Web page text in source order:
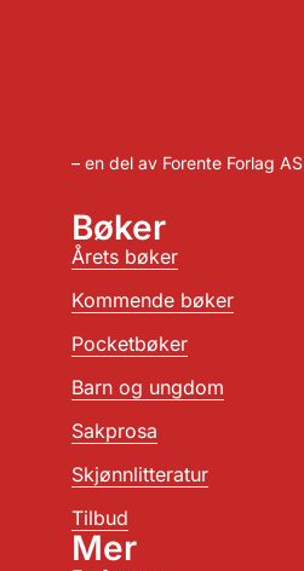
– en del av Forente Forlag AS
Bøker
Årets bøker
Kommende bøker
Pocketbøker
Barn og ungdom
Sakprosa
Skjønnlitteratur
Tilbud
Mer